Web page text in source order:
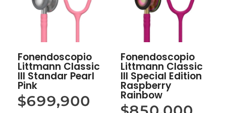
Fonendoscopio
Littmann Classic
III Standar Pearl
Pink
$699,900
Fonendoscopio
Littmann Classic
IlI Special Edition
Raspberry
Rainbow